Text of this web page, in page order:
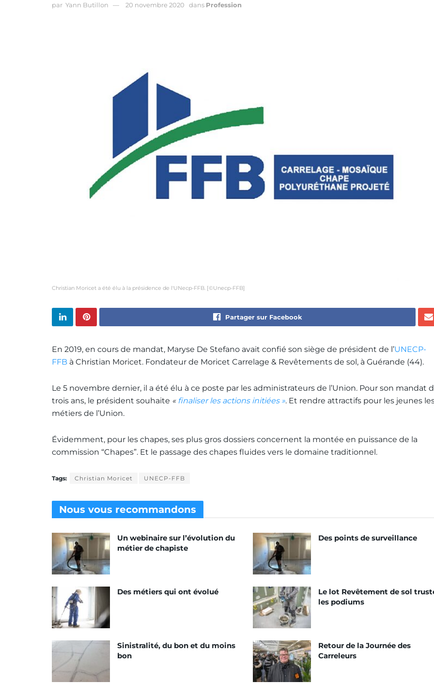
par Yann Butillon 20 novembre 2020 dans Profession
Christian Moricet a été élu à la présidence de l'UNecp-FFB. [©Unecp-FFB]
Partager sur Facebook
En 2019, en cours de mandat, Maryse De Stefano avait confié son siège de président de l’UNECP-
FFB à Christian Moricet. Fondateur de Moricet Carrelage & Revêtements de sol, à Guérande (44).
Le 5 novembre dernier, il a été élu à ce poste par les administrateurs de l’Union. Pour son mandat
trois ans, le président souhaite « finaliser les actions initiées ». Et rendre attractifs pour les jeunes
métiers de l’Union.
Évidemment, pour les chapes, ses plus gros dossiers concernent la montée en puissance de la
commission “Chapes”. Et le passage des chapes fluides vers le domaine traditionnel.
Tags: Christian Moricet UNECP-FFB
Nous vous recommandons
Un webinaire sur l’évolution du
métier de chapiste
Des points de surveillance
Des métiers qui ont évolué
Le lot Revêtement de sol
les podiums
Sinistralité, du bon et du moins
bon
Retour de la Journée des
Carreleurs